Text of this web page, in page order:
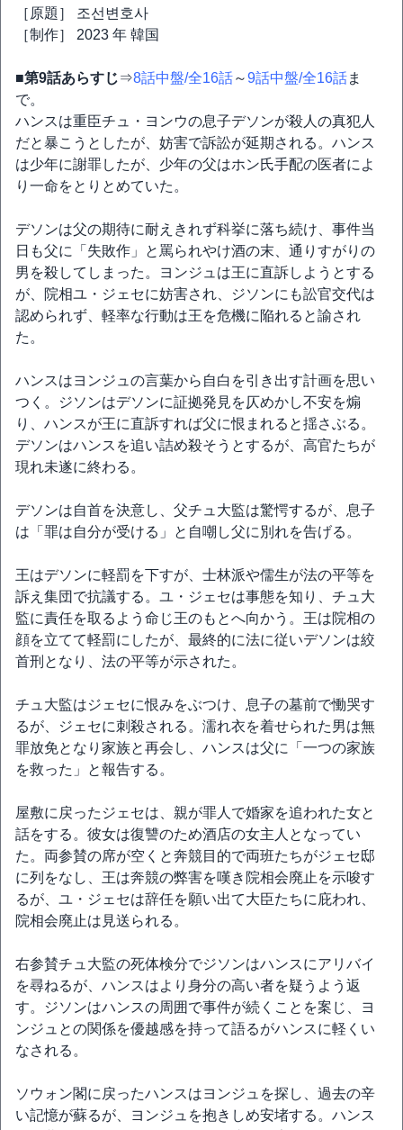
［原題］ 조선변호사
［制作］ 2023 年 韓国
■第9話あらすじ⇒8話中盤/全16話～9話中盤/全16話ま
で。
ハンスは重臣チュ・ヨンウの息子デソンが殺人の真犯人
だと暴こうとしたが、妨害で訴訟が延期される。ハンス
は少年に謝罪したが、少年の父はホン氏手配の医者によ
り一命をとりとめていた。
デソンは父の期待に耐えきれず科挙に落ち続け、事件当
日も父に「失敗作」と罵られやけ酒の末、通りすがりの
男を殺してしまった。ヨンジュは王に直訴しようとする
が、院相ユ・ジェセに妨害され、ジソンにも訟官交代は
認められず、軽率な行動は王を危機に陥れると諭され
た。
ハンスはヨンジュの言葉から自白を引き出す計画を思い
つく。ジソンはデソンに証拠発見を仄めかし不安を煽
り、ハンスが王に直訴すれば父に恨まれると揺さぶる。
デソンはハンスを追い詰め殺そうとするが、高官たちが
現れ未遂に終わる。
デソンは自首を決意し、父チュ大監は驚愕するが、息子
は「罪は自分が受ける」と自嘲し父に別れを告げる。
王はデソンに軽罰を下すが、士林派や儒生が法の平等を
訴え集団で抗議する。ユ・ジェセは事態を知り、チュ大
監に責任を取るよう命じ王のもとへ向かう。王は院相の
顔を立てて軽罰にしたが、最終的に法に従いデソンは絞
首刑となり、法の平等が示された。
チュ大監はジェセに恨みをぶつけ、息子の墓前で慟哭す
るが、ジェセに刺殺される。濡れ衣を着せられた男は無
罪放免となり家族と再会し、ハンスは父に「一つの家族
を救った」と報告する。
屋敷に戻ったジェセは、親が罪人で婚家を追われた女と
話をする。彼女は復讐のため酒店の女主人となってい
た。両参賛の席が空くと奔競目的で両班たちがジェセ邸
に列をなし、王は奔競の弊害を嘆き院相会廃止を示唆す
るが、ユ・ジェセは辞任を願い出て大臣たちに庇われ、
院相会廃止は見送られる。
右参賛チュ大監の死体検分でジソンはハンスにアリバイ
を尋ねるが、ハンスはより身分の高い者を疑うよう返
す。ジソンはハンスの周囲で事件が続くことを案じ、ヨ
ンジュとの関係を優越感を持って語るがハンスに軽くい
なされる。
ソウォン閣に戻ったハンスはヨンジュを探し、過去の辛
い記憶が蘇るが、ヨンジュを抱きしめ安堵する。ハンス